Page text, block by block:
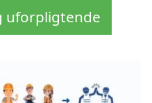
uforpligtende